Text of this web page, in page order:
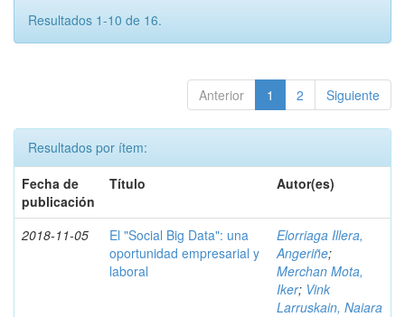
Resultados 1-10 de 16.
Anterior 1 2 Siguiente
Resultados por ítem:
Fecha de
publicación
Título Autor(es)
2018-11-05
El "Social Big Data": una
oportunidad empresarial y
laboral
Elorriaga Illera,
Angeriñe;
Merchan Mota,
Iker; Vink
Larruskain, Naiara